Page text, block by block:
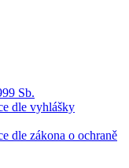
Sb.
dle vyhlášky
dle zákona o ochraně